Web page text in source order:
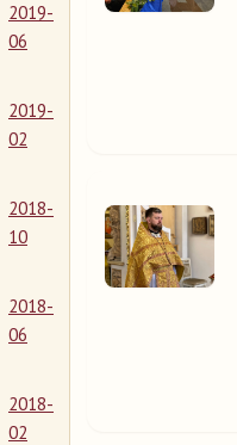
2019-
06
2019-
02
2018-
10
2018-
06
2018-
02